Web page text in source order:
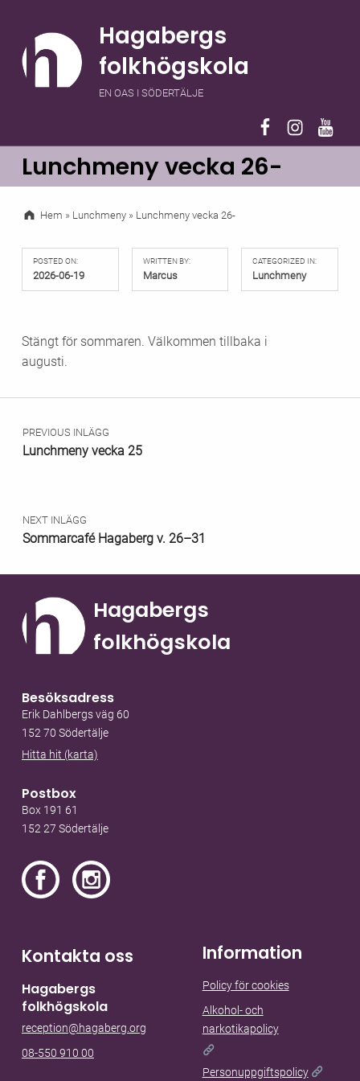
Hagabergs
folkhögskola
EN OAS I SÖDERTÄLJE
Lunchmeny vecka 26-
Hem » Lunchmeny» Lunchmeny vecka 26-
POSTED ON:
2026-06-19
WRITTEN BY:
Marcus
CATEGORIZED IN:
Lunchmeny
Stängt för sommaren. Välkommen tillbaka i
augusti.
Inläggsnavigering
PREVIOUS INLÄGG
Lunchmeny vecka 25
NEXT INLÄGG
Sommarcafé Hagaberg v. 26–31
Hagabergs
folkhögskola
Besöksadress
Erik Dahlbergs väg 60
152 70 Södertälje
Hitta hit (karta)
Postbox
Box 191 61
152 27 Södertälje
Kontakta oss
Hagabergs
folkhögskola
reception@hagaberg.org
08-550 910 00
Information
Policy för cookies
Alkohol- och
narkotikapolicy
Personuppgiftspolicy